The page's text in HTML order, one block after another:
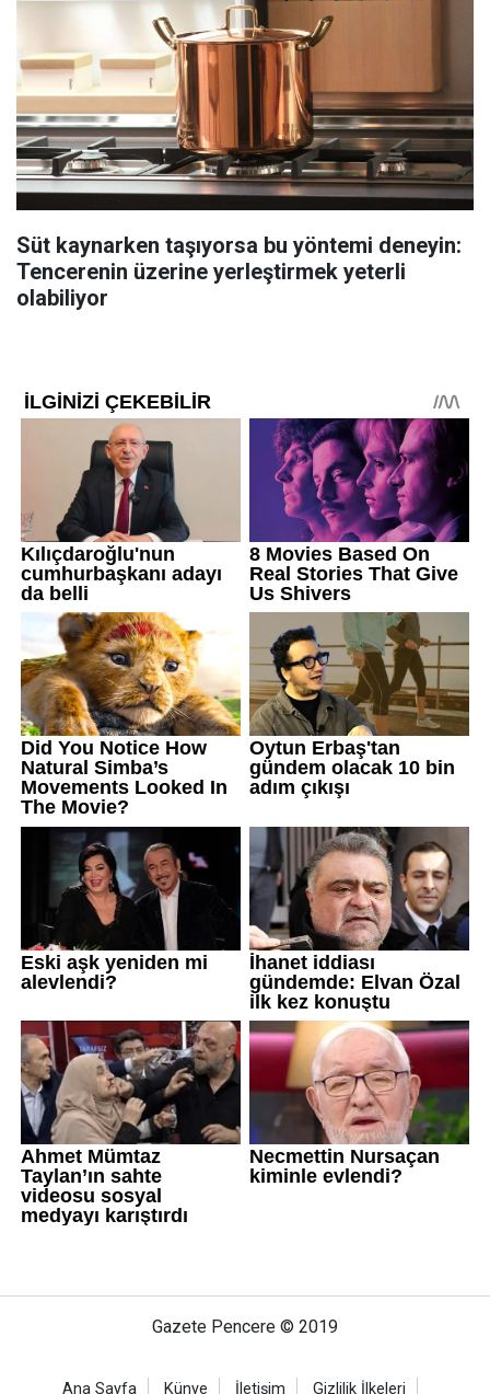
Süt kaynarken taşıyorsa bu yöntemi deneyin:
Tencerenin üzerine yerleştirmek yeterli
olabiliyor
Gazete Pencere © 2019
Ana Sayfa Künye İletişim Gizlilik İlkeleri